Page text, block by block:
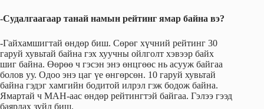
-Судалгаагаар танай намын рейтинг ямар байна вэ?
-Гайхамшигтай өндөр биш. Сөрөг хүчний рейтинг 30
гаруй хувьтай байна гэх хуучны ойлголт хэвээр байх
шиг байна. Өөрөө ч гэсэн энэ өнцгөөс нь асууж байгаа
болов уу. Одоо энэ цаг үе өнгөрсөн. 10 гаруй хувьтай
байна гэдэг хамгийн бодитой илрэл гэж бодож байна.
Ямартай ч МАН-аас өндөр рейтингтэй байгаа. Гэлээ гээд
баярлах зүйл биш.